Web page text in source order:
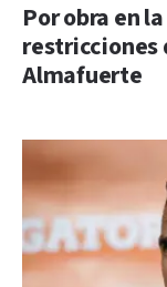
Por obra en
restricciones
Almafuerte